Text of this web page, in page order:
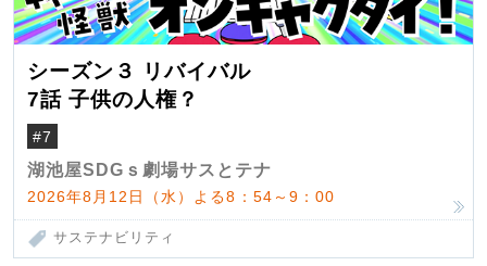
シーズン３ リバイバル
7話 子供の人権？
#7
湖池屋SDGｓ劇場サスとテナ
2026年8月12日（水）よる8：54～9：00
サステナビリティ